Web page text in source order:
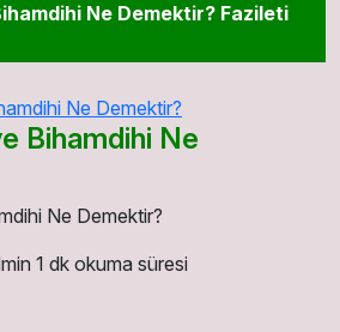
Ne Demektir? Fazileti
Bihamdihi Ne
Ne Demektir?
1 dk okuma süresi